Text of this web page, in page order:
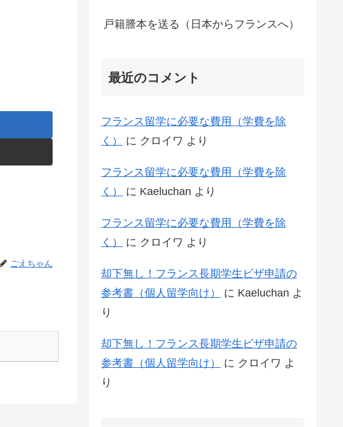
ごえちゃん
戸籍謄本を送る（日本からフランスへ）
最近のコメント
フランス留学に必要な費用（学費を除
く）
に クロイワ より
フランス留学に必要な費用（学費を除
く）
に Kaeluchan より
フランス留学に必要な費用（学費を除
く）
に クロイワ より
却下無し！フランス長期学生ビザ申請の
参考書（個人留学向け）
に Kaeluchan よ
り
却下無し！フランス長期学生ビザ申請の
参考書（個人留学向け）
に クロイワ よ
り